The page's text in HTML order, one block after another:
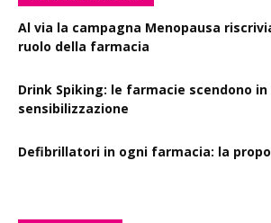
Al via la campagna Menopausa
ruolo della farmacia
Drink Spiking: le farmacie scendono
sensibilizzazione
Defibrillatori in ogni farmacia: la